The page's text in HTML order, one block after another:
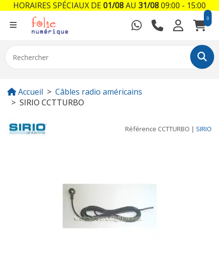
0
Accueil
Câbles radio américains
SIRIO CCTTURBO
Référence CCTTURBO | SIRIO
HORAIRES SPÉCIAUX DE01/08AU 31/0809:00 - 15:00